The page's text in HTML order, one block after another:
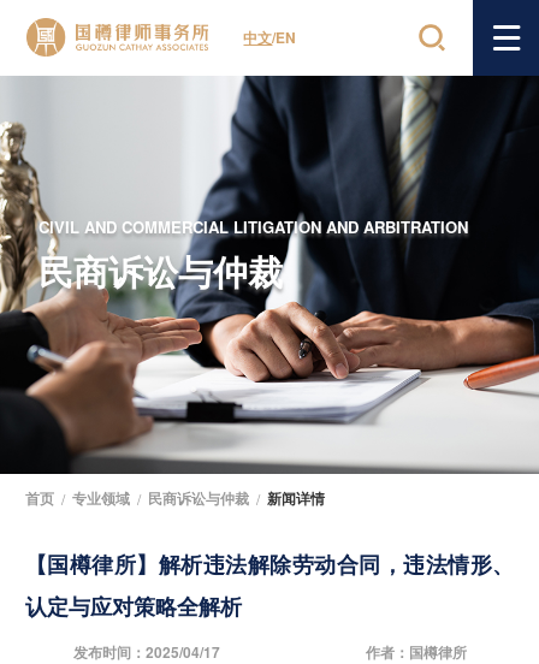
中文/EN
CIVIL AND COMMERCIAL LITIGATION AND ARBITRATION
民商诉讼与仲裁
首页 / 专业领域 / 民商诉讼与仲裁 / 新闻详情
【国樽律所】解析违法解除劳动合同，违法情形、
认定与应对策略全解析
发布时间：2025/04/17 作者：国樽律所